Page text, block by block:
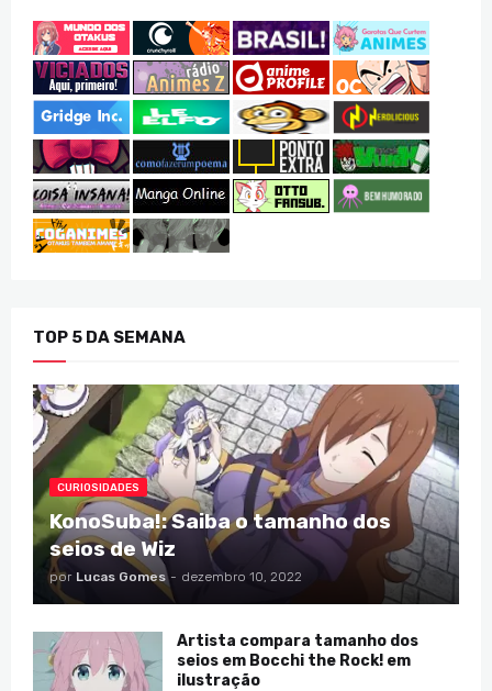
TOP 5 DA SEMANA
CURIOSIDADES
KonoSuba!: Saiba o tamanho dos
seios de Wiz
por Lucas Gomes - dezembro 10, 2022
Artista compara tamanho dos
seios em Bocchi the Rock! em
ilustração